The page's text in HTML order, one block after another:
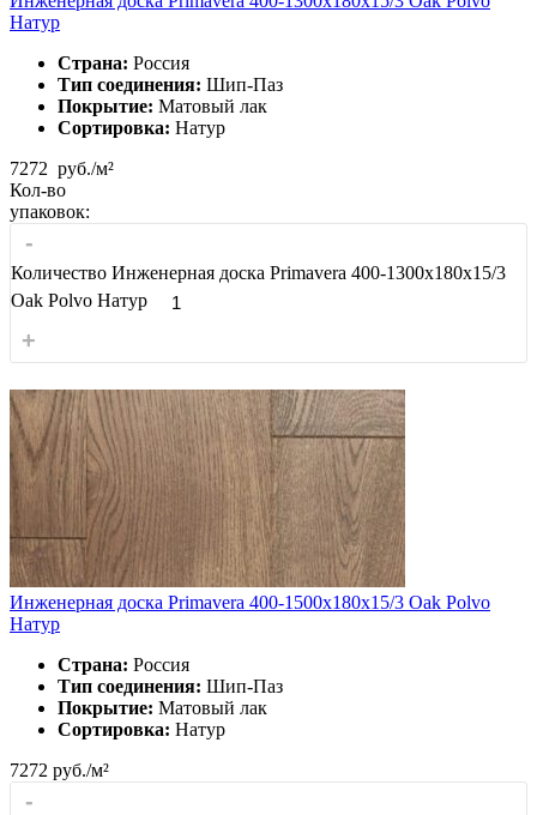
Натур
Страна: Россия
Тип соединения: Шип-Паз
Покрытие: Матовый лак
Сортировка: Натур
7272 руб./м²
Кол-во
упаковок:
-
Количество Инженерная доска Primavera 400-1300х180х15/3
Oak Polvo Натур
+
Инженерная доска Primavera 400-1500х180х15/3 Oak Polvo
Натур
Страна: Россия
Тип соединения: Шип-Паз
Покрытие: Матовый лак
Сортировка: Натур
7272 руб./м²
-